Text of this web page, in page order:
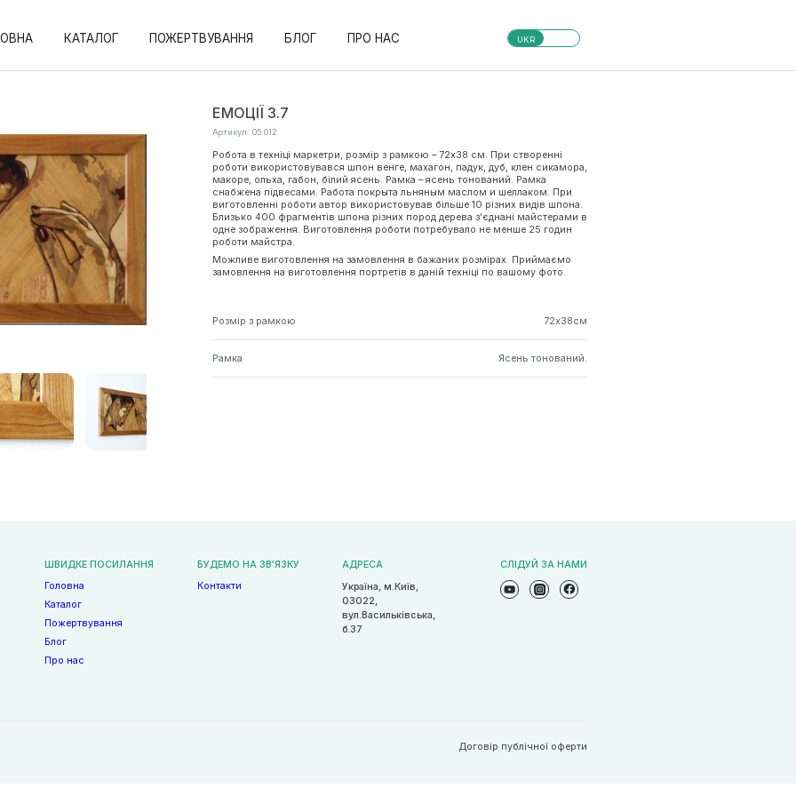
КАТАЛОГ ПОЖЕРТВУВАННЯ БЛОГ ПРО НАС UKR
ЕМОЦІЇ 3.7
Артикул: 05.012
Робота в техніці маркетри, розмір з рамкою – 72х38 см. При створенні
роботи використовувався шпон венге, махагон, падук, дуб, клен сикамора,
макоре, ольха, габон, білий ясень. Рамка – ясень тонований. Рамка
снабжена підвесами. Работа покрыта льняным маслом и шеллаком. При
виготовленні роботи автор використовував більше 10 різних видів шпона.
Близько 400 фрагментів шпона різних пород дерева з’єднані майстерами в
одне зображення. Виготовлення роботи потребувало не менше 25 годин
роботи майстра.
Можливе виготовлення на замовлення в бажаних розмірах. Приймаємо
замовлення на виготовлення портретів в даній техніці по вашому фото.
Розмір з рамкою 72х38см
Рамка Ясень тонований.
ШВИДКЕ ПОСИЛАННЯ
Головна
Каталог
Пожертвування
Блог
Про нас
БУДЕМО НА ЗВ'ЯЗКУ
Контакти
АДРЕСА
Україна, м.Київ,
03022,
вул.Васильківська,
б.37
СЛІДУЙ ЗА НАМИ
Договір публічної оферти